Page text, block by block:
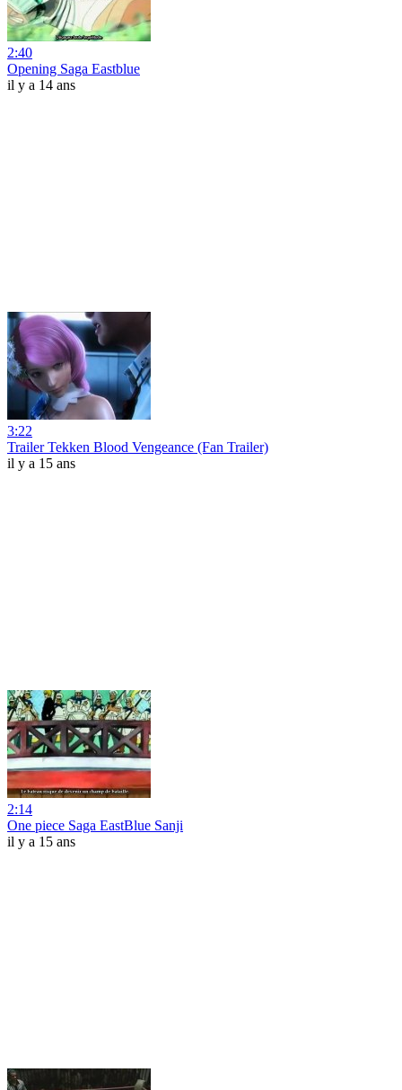
2:40
Opening Saga Eastblue
il y a 14 ans
3:22
Trailer Tekken Blood Vengeance (Fan Trailer)
il y a 15 ans
2:14
One piece Saga EastBlue Sanji
il y a 15 ans